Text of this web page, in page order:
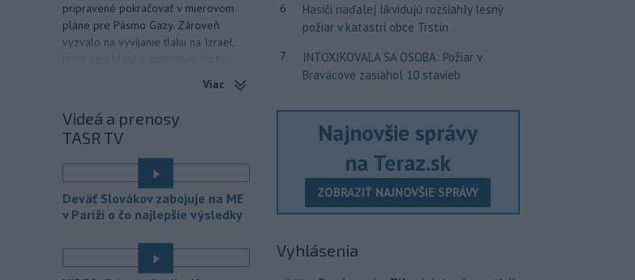
pripravené pokračovať v mierovom
pláne pre Pásmo Gazy. Zároveň
vyzvalo na vyvíjanie tlaku na Izrael,
útokoch podľa prezidenta
Volodymyra
žiadna nepoškodená tepelná
15:12 - Polícia varuje pred
zverejňovaním fotiek z dovoleniek.
podľa nej rovnako dôležitá ako
zabezpečenie domu či bytu.
Viac
Videá a prenosy
TASR TV
Deväť Slovákov zabojuje na ME
v Paríži o čo najlepšie výsledky
6
Hasiči naďalej likvidujú rozsiahly lesný
požiar v katastri obce Trstín
7
INTOXIKOVALA SA OSOBA: Požiar v
Braväcove zasiahol 10 stavieb
Najnovšie správy
na Teraz.sk
ZOBRAZIŤ NAJNOVŠIE SPRÁVY
Vyhlásenia